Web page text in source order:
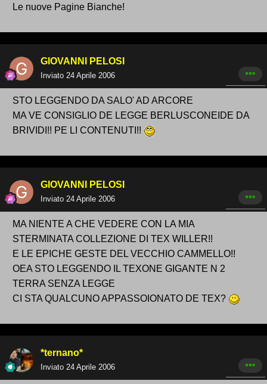
Le nuove Pagine Bianche!
GIOVANNI PELOSI
Inviato 24 Aprile 2006
STO LEGGENDO DA SALO' AD ARCORE
MA VE CONSIGLIO DE LEGGE BERLUSCONEIDE DA
BRIVIDI!! PE LI CONTENUTI!!
GIOVANNI PELOSI
Inviato 24 Aprile 2006
MA NIENTE A CHE VEDERE CON LA MIA
STERMINATA COLLEZIONE DI TEX WILLER!!
E LE EPICHE GESTE DEL VECCHIO CAMMELLO!!
OEA STO LEGGENDO IL TEXONE GIGANTE N 2
TERRA SENZA LEGGE
CI STA QUALCUNO APPASSOIONATO DE TEX?
*ternano*
Inviato 24 Aprile 2006